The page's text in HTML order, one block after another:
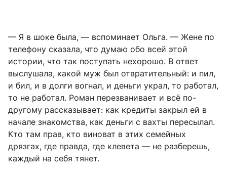
— Я в шоке была, — вспоминает Ольга. — Жене по
телефону сказала, что думаю обо всей этой
истории, что так поступать нехорошо. В ответ
выслушала, какой муж был отвратительный: и пил,
и бил, и в долги вогнал, и деньги украл, то работал,
то не работал. Роман перезванивает и всё по-
другому рассказывает: как кредиты закрыл ей в
начале знакомства, как деньги с вахты пересылал.
Кто там прав, кто виноват в этих семейных
дрязгах, где правда, где клевета — не разберешь,
каждый на себя тянет.